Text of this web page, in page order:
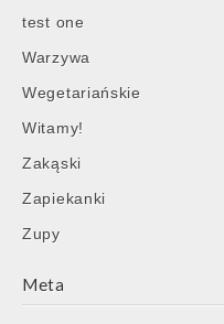
test one
Warzywa
Wegetariańskie
Witamy!
Zakąski
Zapiekanki
Zupy
Meta